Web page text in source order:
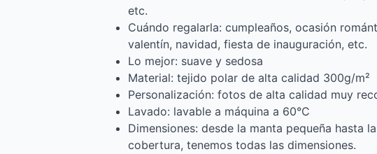
etc.
Cuándo regalarla: cumpleaños, ocasión
valentín, navidad, fiesta de inauguración, etc.
Lo mejor: suave y sedosa
Material: tejido polar de alta calidad 300g/m²
Personalización: fotos de alta calidad muy
Lavado: lavable a máquina a 60°C
Dimensiones: desde la manta pequeña hasta
cobertura, tenemos todas las dimensiones.